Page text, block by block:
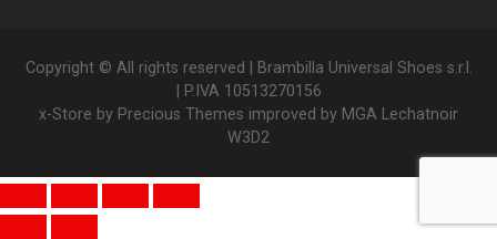
Copyright © All rights reserved | Brambilla Universal Shoes s.r.l.
| P.IVA 10513270156
x-Store by Precious Themes improved by MGA Lechatnoir
W3D2